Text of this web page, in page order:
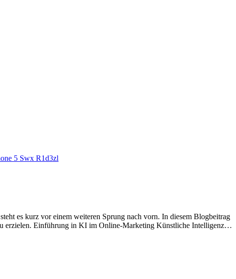
es kurz vor einem weiteren Sprung nach vorn. In diesem Blogbeitrag
erzielen. Einführung in KI im Online-Marketing Künstliche Intelligenz…